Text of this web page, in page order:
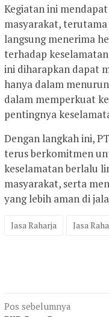
Kegiatan ini
masyarakat,
langsung menerima
terhadap
ini diharapkan dapat
hanya dalam
dalam memperkuat
pentingnya
Dengan langkah ini,
terus berkomitmen
keselamatan berlalu
masyarakat, serta
yang lebih aman di
Jasa Raharja Jasa
Navigasi
Pos sebelumnya